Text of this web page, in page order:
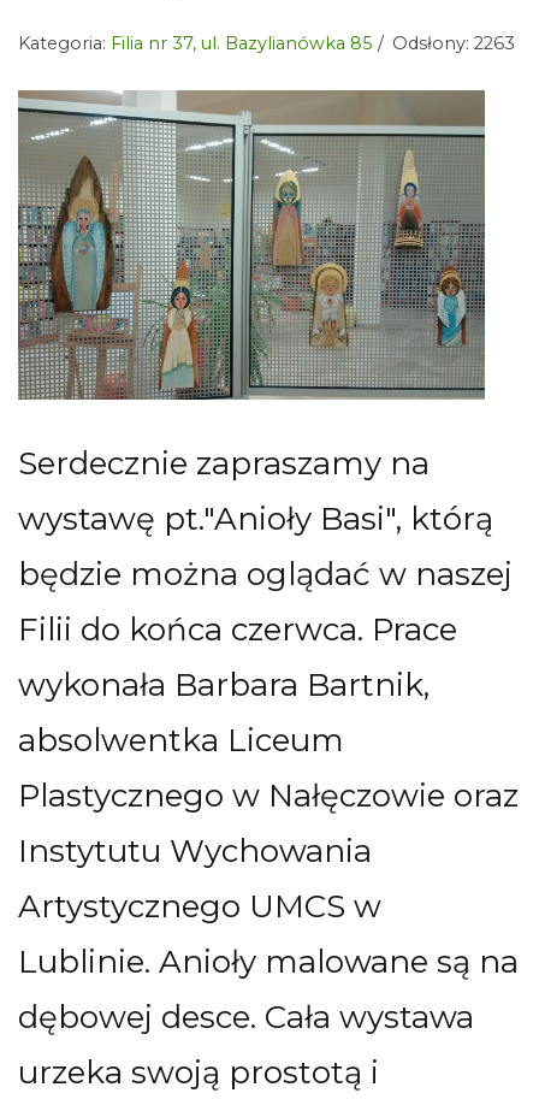
Kategoria: Filia nr 37, ul. Bazylianówka 85 Odsłony: 2263
Serdecznie zapraszamy na
wystawę pt."Anioły Basi", którą
będzie można oglądać w naszej
Filii do końca czerwca. Prace
wykonała Barbara Bartnik,
absolwentka Liceum
Plastycznego w Nałęczowie oraz
Instytutu Wychowania
Artystycznego UMCS w
Lublinie. Anioły malowane są na
dębowej desce. Cała wystawa
urzeka swoją prostotą i